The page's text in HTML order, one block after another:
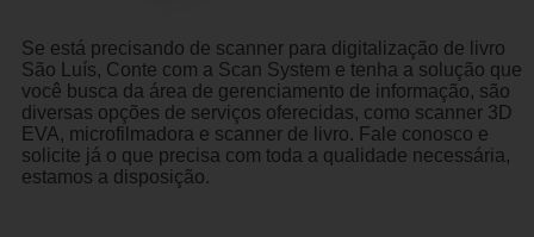
Se está precisando de scanner para digitalização de livro
São Luís, Conte com a Scan System e tenha a solução que
você busca da área de gerenciamento de informação, são
diversas opções de serviços oferecidas, como scanner 3D
EVA, microfilmadora e scanner de livro. Fale conosco e
solicite já o que precisa com toda a qualidade necessária,
estamos a disposição.